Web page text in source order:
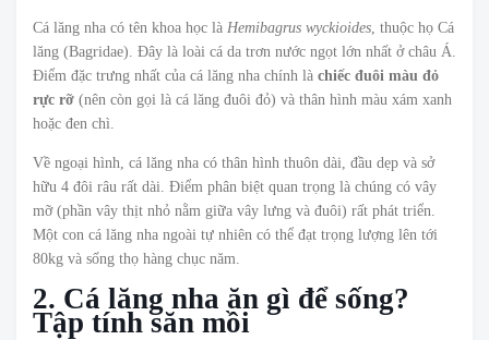
Cá lăng nha có tên khoa học là Hemibagrus wyckioides , thuộc họ Cá
lăng (Bagridae). Đây là loài cá da trơn nước ngọt lớn nhất ở châu Á.
Điểm đặc trưng nhất của cá lăng nha chính là chiếc đuôi màu đỏ
rực rỡ (nên còn gọi là cá lăng đuôi đỏ) và thân hình màu xám xanh
hoặc đen chì.
Về ngoại hình, cá lăng nha có thân hình thuôn dài, đầu dẹp và sở
hữu 4 đôi râu rất dài. Điểm phân biệt quan trọng là chúng có vây
mỡ (phần vây thịt nhỏ nằm giữa vây lưng và đuôi) rất phát triển.
Một con cá lăng nha ngoài tự nhiên có thể đạt trọng lượng lên tới
80kg và sống thọ hàng chục năm.
2. Cá lăng nha ăn gì để sống?
Tập tính săn mồi